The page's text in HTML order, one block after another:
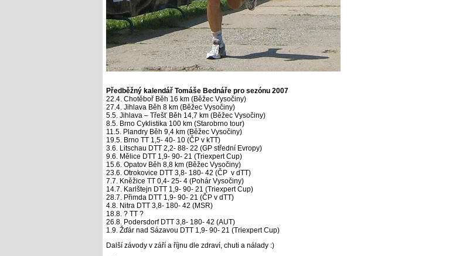
Předběžný kalendář Tomáše Bednáře pro sezónu 2007
22.4. Chotěboř Běh 16 km (Běžec Vysočiny)
27.4. Jihlava Běh 8 km (Běžec Vysočiny)
5.5. Jihlava – Třešť Běh 14,7 km (Běžec Vysočiny)
8.5. Brno Cyklistika 100 km (Starobrno tour)
11.5. Plandry Běh 9,4 km (Běžec Vysočiny)
19.5. Brno TT 1,5- 40- 10 (ČP v kTT)
3.6. Litschau DTT 2,2- 88- 22 (GP střední Evropy)
9.6. Mělice DTT 1,9- 90- 21 (Triexpert Cup)
15.6. Opatov Běh 8,8 km (Běžec Vysočiny)
23.6. Otrokovice DTT 3,8- 180- 42 (ČP v dTT)
7.7. Kněžice TT 0,4- 25- 4 (Pohár Vysočiny)
14.7. Karlštejn DTT 1,9- 90- 21 (Triexpert Cup)
28.7. Přimda DTT 1,9- 90- 21 (ČP v dTT)
4.8. Nitra DTT 3,8- 180- 42 (MSR)
18.8. ? TT ?
26.8. Podersdorf DTT 3,8- 180- 42 (AUT)
1.9. Žďár nad Sázavou DTT 1,9- 90- 21 (Triexpert Cup)
Další závody v září a říjnu dle zdraví, chuti a nálady :)